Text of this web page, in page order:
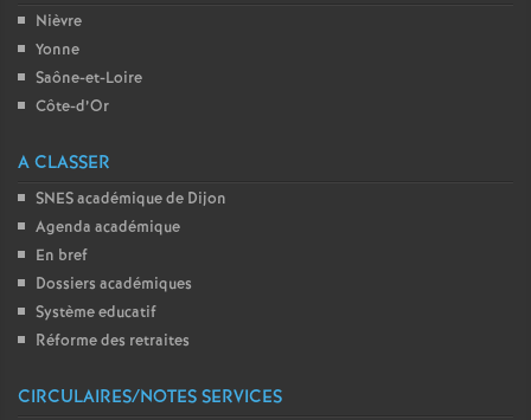
Nièvre
Yonne
Saône-et-Loire
Côte-d’Or
A CLASSER
SNES académique de Dijon
Agenda académique
En bref
Dossiers académiques
Système educatif
Réforme des retraites
CIRCULAIRES/NOTES SERVICES